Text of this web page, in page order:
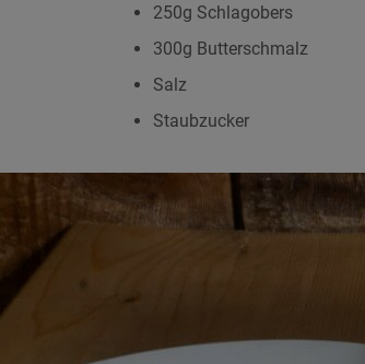
250g Schlagobers
300g Butterschmalz
Salz
Staubzucker